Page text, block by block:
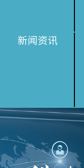
新闻资讯